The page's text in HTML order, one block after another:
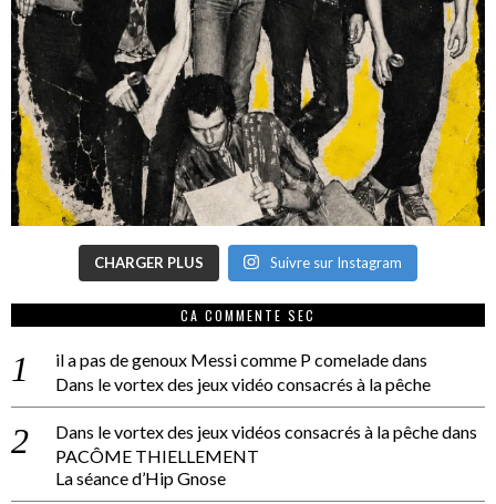
CHARGER PLUS Suivre sur Instagram
CA COMMENTE SEC
il a pas de genoux Messi comme P comeladedans
Dans le vortex des jeux vidéo consacrés à la pêche
Dans le vortex des jeux vidéos consacrés à la pêchedans
PACÔME THIELLEMENT
La séance d’Hip Gnose